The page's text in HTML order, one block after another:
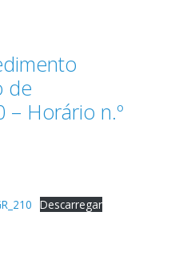
de
– Horário n.º
Descarregar